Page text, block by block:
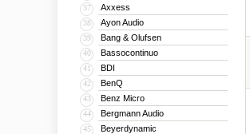
37 Axxess
38 Ayon Audio
39 Bang & Olufsen
40 Bassocontinuo
41 BDI
42 BenQ
43 Benz Micro
44 Bergmann Audio
45 Beyerdynamic